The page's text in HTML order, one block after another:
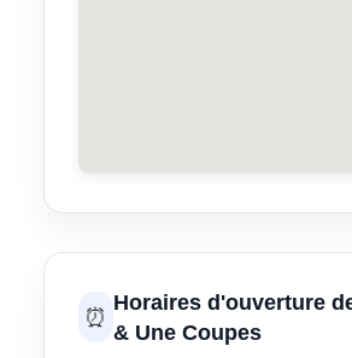
⏰ Horaires d'ouverture
& Une Coupes